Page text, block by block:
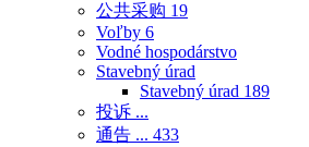
公共采购 19
Voľby 6
Vodné hospodárstvo
Stavebný úrad
Stavebný úrad 189
投诉 ...
通告 ... 433